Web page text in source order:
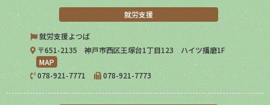
就労支援
就労支援よつば
〒651-2135 神戸市西区王塚台1丁目123 ハイツ播磨1F
MAP
078-921-7771
078-921-7773